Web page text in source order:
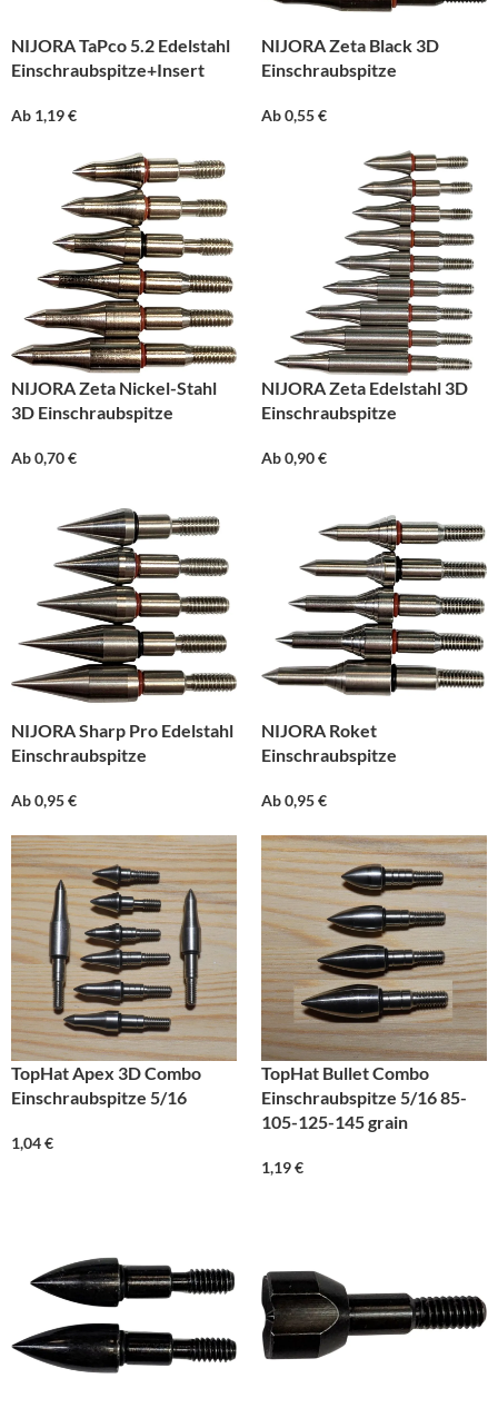
NIJORA TaPco 5.2 Edelstahl
Einschraubspitze+Insert
Ab 1,19€
NIJORA Zeta Black 3D
Einschraubspitze
Ab0,55€
NIJORA Zeta Nickel-Stahl
3D Einschraubspitze
Ab0,70€
NIJORA Zeta Edelstahl 3D
Einschraubspitze
Ab0,90€
NIJORA Sharp Pro Edelstahl
Einschraubspitze
Ab0,95€
NIJORA Roket
Einschraubspitze
Ab0,95€
TopHat Apex 3D Combo
Einschraubspitze 5/16
1,04€
TopHat Bullet Combo
Einschraubspitze 5/16 85-
105-125-145 grain
1,19€